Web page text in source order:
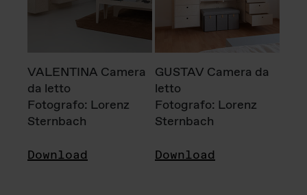
VALENTINA Camera
da letto
Fotografo: Lorenz
Sternbach
Download
GUSTAV Camera da
letto
Fotografo: Lorenz
Sternbach
Download